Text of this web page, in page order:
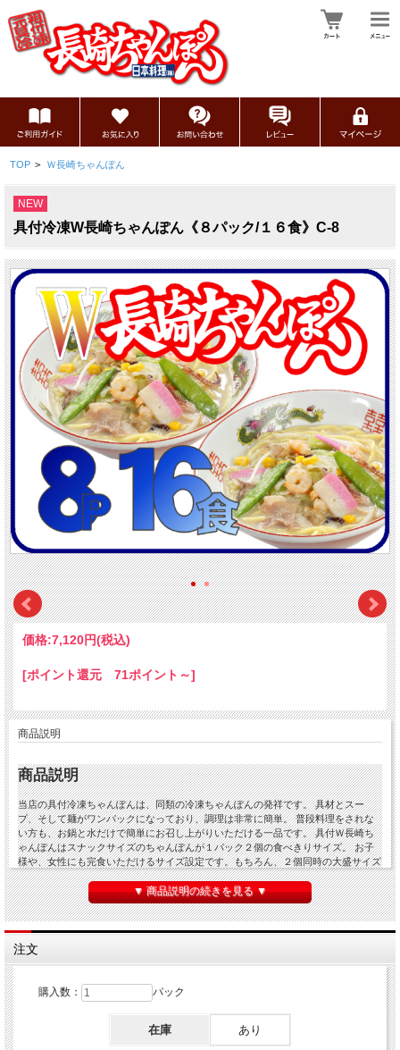
TOP > Ｗ長崎ちゃんぽん
NEW
具付冷凍W長崎ちゃんぽん《８パック/１６食》C-8
価格:7,120円(税込)
[ポイント還元 71ポイント～]
商品説明
商品説明
当店の具付冷凍ちゃんぽんは、同類の冷凍ちゃんぽんの発祥です。 具材とスー
プ、そして麺がワンパックになっており、調理は非常に簡単。 普段料理をされな
い方も、お鍋と水だけで簡単にお召し上がりいただける一品です。 具付Ｗ長崎ち
ゃんぽんはスナックサイズのちゃんぽんが１パック２個の食べきりサイズ。 お子
様や、女性にも完食いただけるサイズ設定です。もちろん、２個同時の大盛サイズ
にも。 自食はもちろん、御中元、御歳暮などのご贈答にもご愛顧いただいており
ます。
商品仕様
品名
冷凍食品：長崎ちゃんぽん(調理済具付中華茹麺)
内容量
合計540グラム/1パック(2食)
小麦粉、かんすい(唐あく)、食塩、着色料(クチナシ)
▼ 商品説明の続きを見る ▼
注文
購入数： パック
在庫 あり